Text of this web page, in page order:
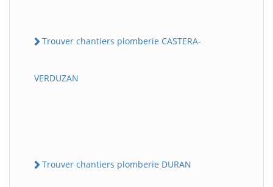
Trouver chantiers plomberie CASTERA-
VERDUZAN
Trouver chantiers plomberie DURAN